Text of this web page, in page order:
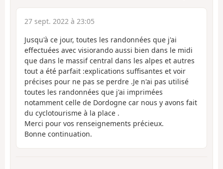
27 sept. 2022 à 23:05
Jusqu'à ce jour, toutes les randonnées que j'ai
effectuées avec visiorando aussi bien dans le midi
que dans le massif central dans les alpes et autres
tout a été parfait :explications suffisantes et voir
précises pour ne pas se perdre .Je n'ai pas utilisé
toutes les randonnées que j'ai imprimées
notamment celle de Dordogne car nous y avons fait
du cyclotourisme à la place .
Merci pour vos renseignements précieux.
Bonne continuation.